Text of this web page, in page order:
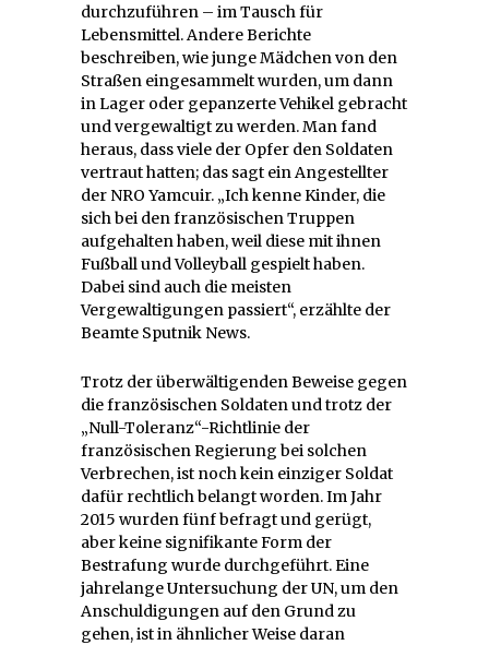
durchzuführen – im Tausch für
Lebensmittel. Andere Berichte
beschreiben, wie junge Mädchen von den
Straßen eingesammelt wurden, um dann
in Lager oder gepanzerte Vehikel gebracht
und vergewaltigt zu werden. Man fand
heraus, dass viele der Opfer den Soldaten
vertraut hatten; das sagt ein Angestellter
der NRO Yamcuir. „Ich kenne Kinder, die
sich bei den französischen Truppen
aufgehalten haben, weil diese mit ihnen
Fußball und Volleyball gespielt haben.
Dabei sind auch die meisten
Vergewaltigungen passiert“, erzählte der
Beamte Sputnik News.
Trotz der überwältigenden Beweise gegen
die französischen Soldaten und trotz der
„Null-Toleranz“-Richtlinie der
französischen Regierung bei solchen
Verbrechen, ist noch kein einziger Soldat
dafür rechtlich belangt worden. Im Jahr
2015 wurden fünf befragt und gerügt,
aber keine signifikante Form der
Bestrafung wurde durchgeführt. Eine
jahrelange Untersuchung der UN, um den
Anschuldigungen auf den Grund zu
gehen, ist in ähnlicher Weise daran